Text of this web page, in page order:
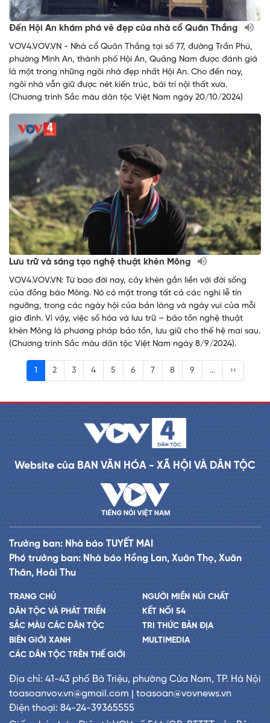
Đến Hội An khám phá vẻ đẹp của nhà cổ Quân Thắng
VOV4.VOV.VN - Nhà cổ Quân Thắng tại số 77, đường Trần Phú,
phường Minh An, thành phố Hội An, Quảng Nam được đánh giá
là một trong những ngôi nhà đẹp nhất Hội An. Cho đến nay,
ngôi nhà vẫn giữ được nét kiến trúc, bài trí nội thất xưa.
(Chương trình Sắc màu dân tộc Việt Nam ngày 20/10/2024)
Lưu trữ và sáng tạo nghệ thuật khèn Mông
VOV4.VOV.VN: Từ bao đời nay, cây khèn gắn liền với đời sống
của đồng bào Mông. Nó có mặt trong tất cả các nghi lễ tín
ngưỡng, trong các ngày hội của bản làng và ngày vui của mỗi
gia đình. Vì vậy, việc số hóa và lưu trữ – bảo tồn nghệ thuật
khèn Mông là phương pháp bảo tồn, lưu giữ cho thế hệ mai sau.
(Chương trình Sắc màu dân tộc Việt Nam ngày 8/9/2024).
1 2 3 4 5 6 7 8 9 … ››
Website của BAN VĂN HÓA - XÃ HỘI VÀ DÂN TỘC
Trưởng ban: Nhà báo TUYẾT MAI
Phó trưởng ban: Nhà báo Hồng Lan, Xuân Thọ, Xuân
Thân, Hoài Thu
TRANG CHỦ
DÂN TỘC VÀ PHÁT TRIỂN
SẮC MÀU CÁC DÂN TỘC
BIÊN GIỚI XANH
CÁC DÂN TỘC TRÊN THẾ GIỚI
NGƯỜI MIỀN NÚI CHẤT
KẾT NỐI 54
TRI THỨC BẢN ĐỊA
MULTIMEDIA
Địa chỉ: 41-43 phố Bà Triệu, phường Cửa Nam, TP. Hà Nội
toasoanvov.vn@gmail.com | toasoan@vovnews.vn
Điện thoại: 84-24-39365555